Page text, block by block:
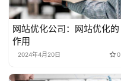
网站优化公司：网站优化的
作用
2024年4月20日 0